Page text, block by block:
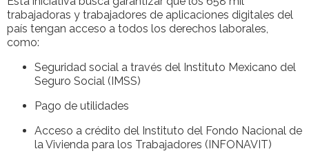
trabajadoras y trabajadores de aplicaciones digitales del
país tengan acceso a todos los derechos laborales,
como:
Seguridad social a través del Instituto Mexicano del
Seguro Social (IMSS)
Pago de utilidades
Acceso a crédito del Instituto del Fondo Nacional de
la Vivienda para los Trabajadores (INFONAVIT)